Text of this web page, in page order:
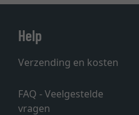
Help
Verzending en kosten
FAQ - Veelgestelde
vragen